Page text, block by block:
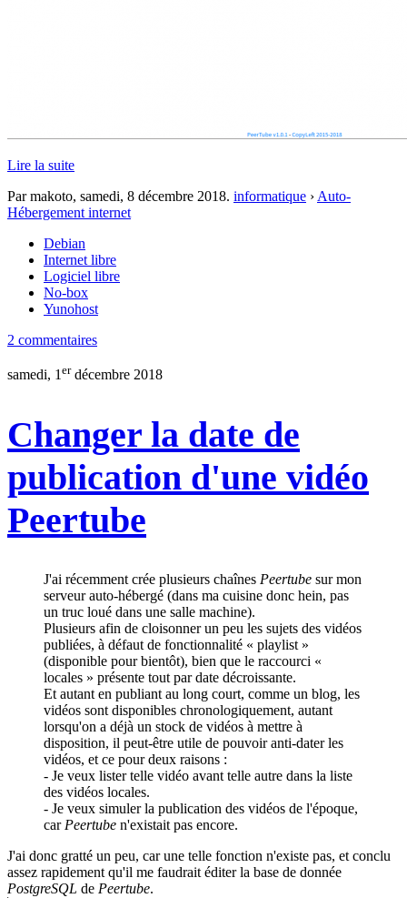
Lire la suite
Par makoto, samedi, 8 décembre 2018. informatique › Auto-
Hébergement internet
Debian
Internet libre
Logiciel libre
No-box
Yunohost
2 commentaires
samedi, 1 erdécembre 2018
Changer la date de
publication d'une vidéo
Peertube
J'ai récemment crée plusieurs chaînes Peertube sur mon
serveur auto-hébergé (dans ma cuisine donc hein, pas
un truc loué dans une salle machine).
Plusieurs afin de cloisonner un peu les sujets des vidéos
publiées, à défaut de fonctionnalité « playlist »
(disponible pour bientôt), bien que le raccourci «
locales » présente tout par date décroissante.
Et autant en publiant au long court, comme un blog, les
vidéos sont disponibles chronologiquement, autant
lorsqu'on a déjà un stock de vidéos à mettre à
disposition, il peut-être utile de pouvoir anti-dater les
vidéos, et ce pour deux raisons :
- Je veux lister telle vidéo avant telle autre dans la liste
des vidéos locales.
- Je veux simuler la publication des vidéos de l'époque,
car Peertube n'existait pas encore.
J'ai donc gratté un peu, car une telle fonction n'existe pas, et conclu
assez rapidement qu'il me faudrait éditer la base de donnée
PostgreSQL de Peertube.